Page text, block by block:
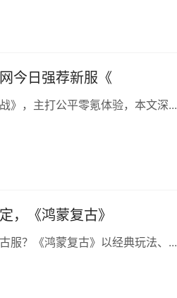
今日强荐新服《
》，主打公平零氪体验，本文深...
，《鸿蒙复古》
服？《鸿蒙复古》以经典玩法、...